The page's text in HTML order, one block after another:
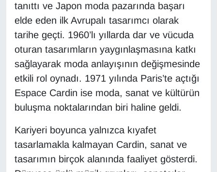
tanıttı ve Japon moda pazarında başarı
elde eden ilk Avrupalı tasarımcı olarak
tarihe geçti. 1960’lı yıllarda dar ve vücuda
oturan tasarımların yaygınlaşmasına katkı
sağlayarak moda anlayışının değişmesinde
etkili rol oynadı. 1971 yılında Paris’te açtığı
Espace Cardin ise moda, sanat ve kültürün
buluşma noktalarından biri haline geldi.
Kariyeri boyunca yalnızca kıyafet
tasarlamakla kalmayan Cardin, sanat ve
tasarımın birçok alanında faaliyet gösterdi.
TEBRİK
TEKNOLOJİ
Turizm
VAN'DA SPOR
Vasıta
YAŞAM